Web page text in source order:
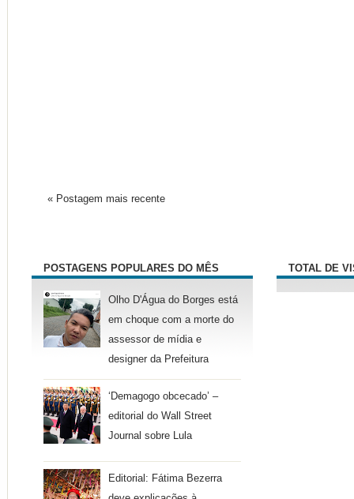
« Postagem mais recente
POSTAGENS POPULARES DO MÊS
Olho D'Água do Borges está
em choque com a morte do
assessor de mídia e
designer da Prefeitura
‘Demagogo obcecado’ –
editorial do Wall Street
Journal sobre Lula
Editorial: Fátima Bezerra
TOTAL DE